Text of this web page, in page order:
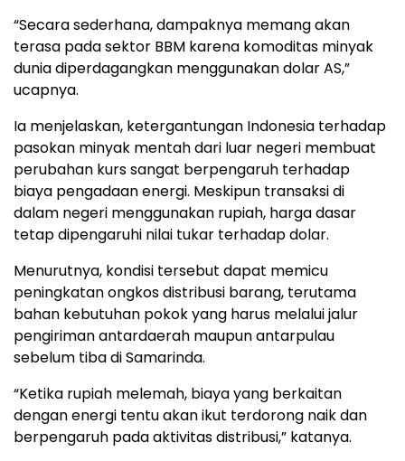
“Secara sederhana, dampaknya memang akan
terasa pada sektor BBM karena komoditas minyak
dunia diperdagangkan menggunakan dolar AS,”
ucapnya.
Ia menjelaskan, ketergantungan Indonesia terhadap
pasokan minyak mentah dari luar negeri membuat
perubahan kurs sangat berpengaruh terhadap
biaya pengadaan energi. Meskipun transaksi di
dalam negeri menggunakan rupiah, harga dasar
tetap dipengaruhi nilai tukar terhadap dolar.
Menurutnya, kondisi tersebut dapat memicu
peningkatan ongkos distribusi barang, terutama
bahan kebutuhan pokok yang harus melalui jalur
pengiriman antardaerah maupun antarpulau
sebelum tiba di Samarinda.
“Ketika rupiah melemah, biaya yang berkaitan
dengan energi tentu akan ikut terdorong naik dan
berpengaruh pada aktivitas distribusi,” katanya.